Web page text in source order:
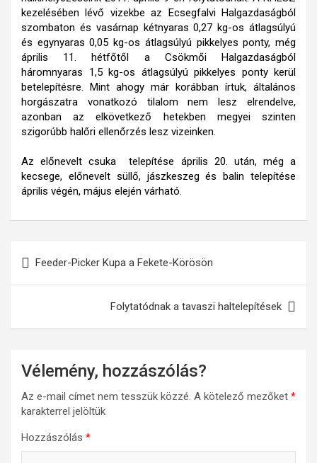
kezelésében lévő vizekbe az Ecsegfalvi Halgazdaságból
szombaton és vasárnap kétnyaras 0,27 kg-os átlagsúlyú
és egynyaras 0,05 kg-os átlagsúlyú pikkelyes ponty, még
április 11. hétfőtől a Csökmői Halgazdaságból
háromnyaras 1,5 kg-os átlagsúlyú pikkelyes ponty kerül
betelepítésre. Mint ahogy már korábban írtuk, általános
horgászatra vonatkozó tilalom nem lesz elrendelve,
azonban az elkövetkező hetekben megyei szinten
szigorúbb halőri ellenőrzés lesz vizeinken.
Az előnevelt csuka telepítése április 20. után, még a
kecsege, előnevelt süllő, jászkeszeg és balin telepítése
április végén, május elején várható.
navigáció
Feeder-Picker Kupa a Fekete-Körösön
Folytatódnak a tavaszi haltelepítések
Vélemény, hozzászólás?
Az e-mail címet nem tesszük közzé. A kötelező mezőket *
karakterrel jelöltük
Hozzászólás *